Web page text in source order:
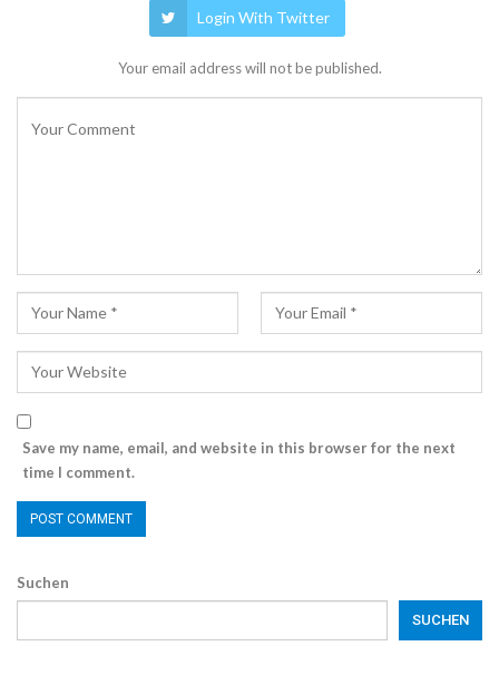
Login With Twitter
Your email address will not be published.
Save my name, email, and website in this browser for the next
time I comment.
Suchen
SUCHEN